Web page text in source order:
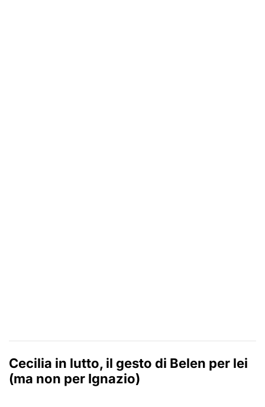
Cecilia in lutto, il gesto di Belen per lei
(ma non per Ignazio)